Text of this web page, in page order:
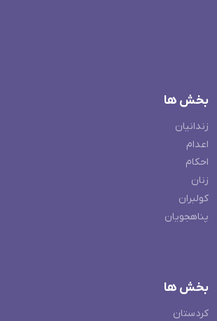
بخش ها
زندانیان
اعدام
احکام
زنان
کولبران
پناهجویان
بخش ها
کردستان